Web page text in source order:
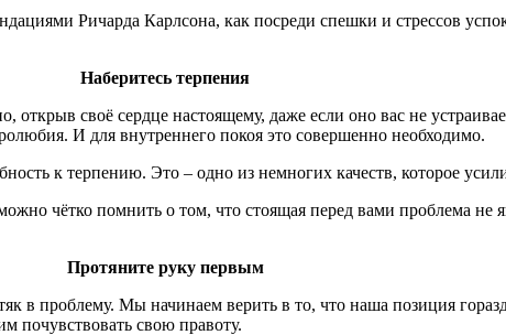
Ричарда Карлсона, как посреди спешки и стрессов
Наберитесь терпения
своё сердце настоящему, даже если оно вас не
И для внутреннего покоя это совершенно необходимо.
к терпению. Это – одно из немногих качеств, которое
чётко помнить о том, что стоящая перед вами проблема не
Протяните руку первым
в проблему. Мы начинаем верить в то, что наша позиция
почувствовать свою правоту.